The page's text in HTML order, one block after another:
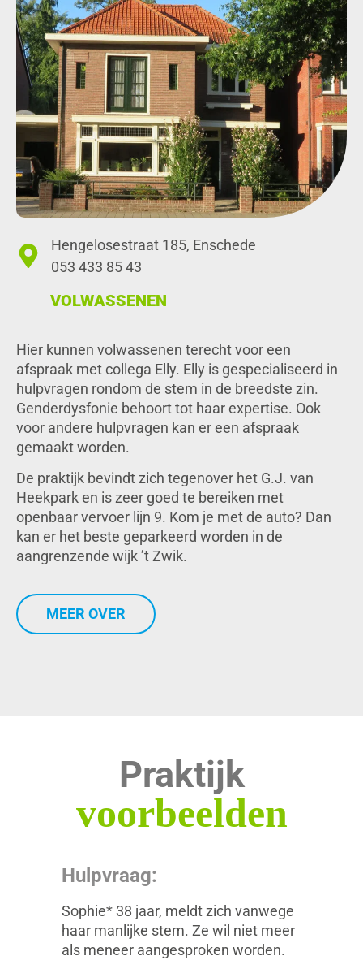
Hengelosestraat 185, Enschede
053 433 85 43
VOLWASSENEN
Hier kunnen volwassenen terecht voor een
afspraak met collega Elly. Elly is gespecialiseerd in
hulpvragen rondom de stem in de breedste zin.
Genderdysfonie behoort tot haar expertise. Ook
voor andere hulpvragen kan er een afspraak
gemaakt worden.
De praktijk bevindt zich tegenover het G.J. van
Heekpark en is zeer goed te bereiken met
openbaar vervoer lijn 9. Kom je met de auto? Dan
kan er het beste geparkeerd worden in de
aangrenzende wijk ’t Zwik.
MEER OVER
Praktijk
voorbeelden
Hulpvraag:
Sophie* 38 jaar, meldt zich vanwege
haar manlijke stem. Ze wil niet meer
als meneer aangesproken worden.